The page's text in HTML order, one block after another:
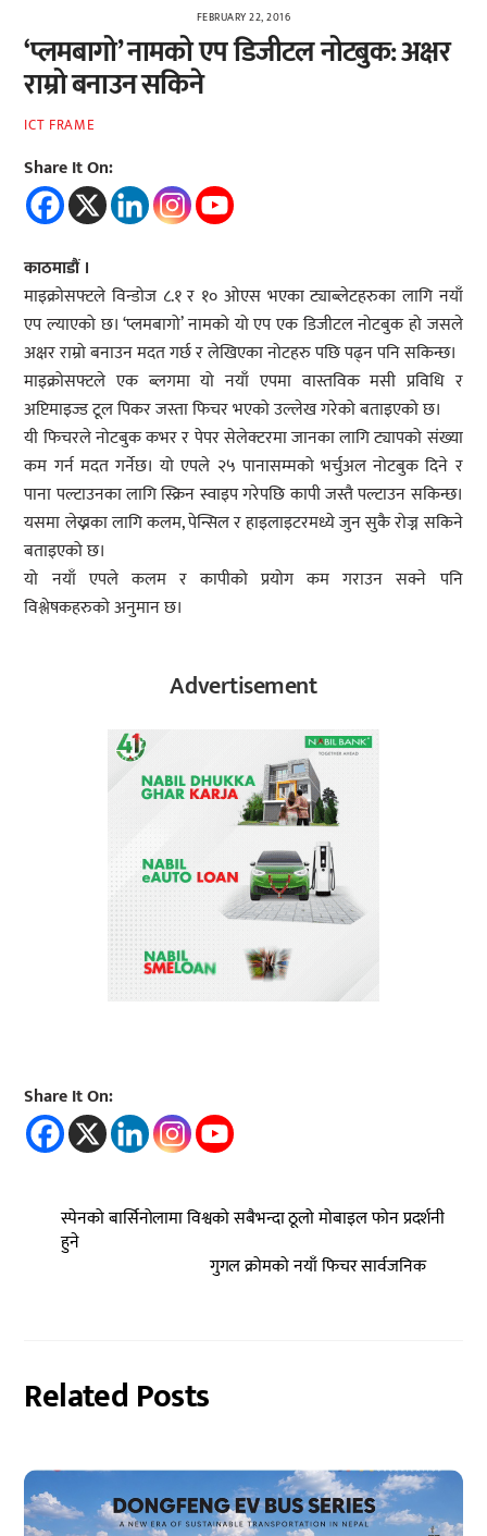
FEBRUARY 22, 2016
‘प्लमबागो’ नामको एप डिजीटल नोटबुक: अक्षर
राम्रो बनाउन सकिने
ICT FRAME
Share It On:
काठमाडौं ।
माइक्रोसफ्टले विन्डोज ८.१ र १० ओएस भएका ट्याब्लेटहरुका लागि नयाँ
एप ल्याएको छ। ‘प्लमबागो’ नामको यो एप एक डिजीटल नोटबुक हो जसले
अक्षर राम्रो बनाउन मदत गर्छ र लेखिएका नोटहरु पछि पढ्न पनि सकिन्छ।
माइक्रोसफ्टले एक ब्लगमा यो नयाँ एपमा वास्तविक मसी प्रविधि र
अप्टिमाइज्ड टूल पिकर जस्ता फिचर भएको उल्लेख गरेको बताइएको छ।
यी फिचरले नोटबुक कभर र पेपर सेलेक्टरमा जानका लागि ट्यापको संख्या
कम गर्न मदत गर्नेछ। यो एपले २५ पानासम्मको भर्चुअल नोटबुक दिने र
पाना पल्टाउनका लागि स्क्रिन स्वाइप गरेपछि कापी जस्तै पल्टाउन सकिन्छ।
यसमा लेख्नका लागि कलम, पेन्सिल र हाइलाइटरमध्ये जुन सुकै रोज्न सकिने
बताइएको छ।
यो नयाँ एपले कलम र कापीको प्रयोग कम गराउन सक्ने पनि
विश्लेषकहरुकाे अनुमान छ।
Advertisement
Share It On:
स्पेनको बार्सिनोलामा विश्वको सबैभन्दा ठूलो मोबाइल फोन प्रदर्शनी
हुने
गुगल क्रोमको नयाँ फिचर सार्वजनिक
Related Posts